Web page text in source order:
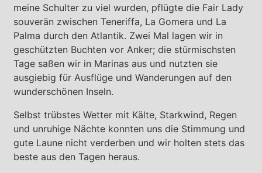
meine Schulter zu viel wurden, pflügte die Fair Lady
souverän zwischen Teneriffa, La Gomera und La
Palma durch den Atlantik. Zwei Mal lagen wir in
geschützten Buchten vor Anker; die stürmischsten
Tage saßen wir in Marinas aus und nutzten sie
ausgiebig für Ausflüge und Wanderungen auf den
wunderschönen Inseln.
Selbst trübstes Wetter mit Kälte, Starkwind, Regen
und unruhige Nächte konnten uns die Stimmung und
gute Laune nicht verderben und wir holten stets das
beste aus den Tagen heraus.